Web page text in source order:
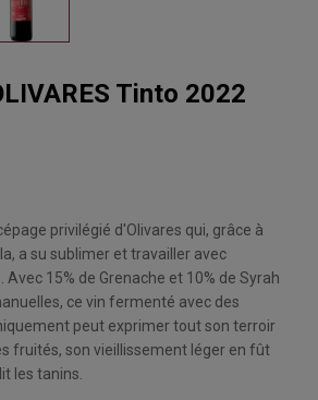
Tinto 2022
privilégié d'Olivares qui, grâce à
a su sublimer et travailler avec
Avec 15% de Grenache et 10% de Syrah
ce vin fermenté avec des
peut exprimer tout son terroir
fruités, son vieillissement léger en fût
les tanins.